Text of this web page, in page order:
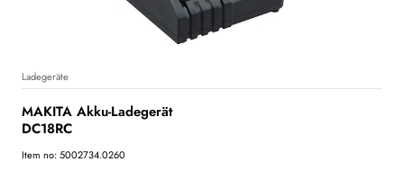
Ladegeräte
MAKITA Akku-Ladegerät
DC18RC
Item no: 5002734.0260